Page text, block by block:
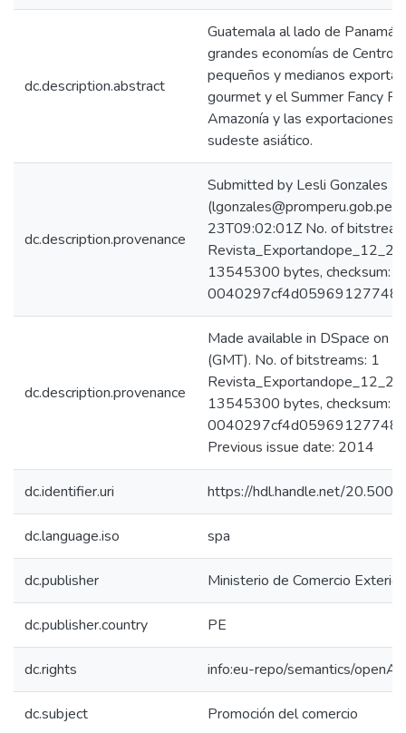
dc.description.abstract
Guatemala al lado de Panamá
grandes economías de Centro
pequeños y medianos
gourmet y el Summer Fancy
Amazonía y las exportaciones
sudeste asiático.
dc.description.provenance
Submitted by Lesli Gonzales
23T09:02:01Z No. of
13545300 bytes, checksum:
dc.description.provenance
Made available in DSpace
(GMT). No. of bitstreams: 1
13545300 bytes, checksum:
Previous issue date: 2014
dc.identifier.uri https://hdl.handle.net/
dc.language.iso spa
dc.publisher Ministerio de Comercio
dc.publisher.country PE
dc.rights info:eu-repo/semantics/
dc.subject Promoción del comercio